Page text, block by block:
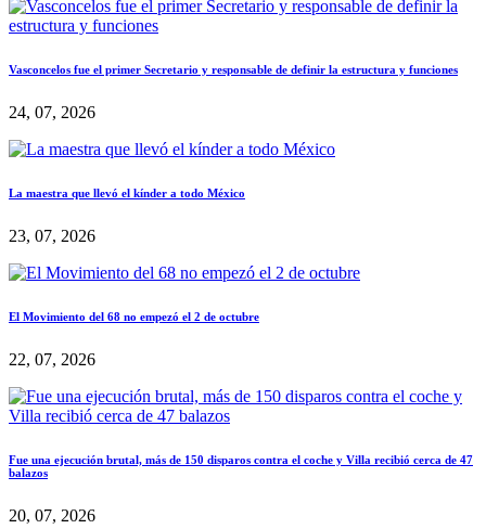
Vasconcelos fue el primer Secretario y responsable de definir la estructura y funciones
24, 07, 2026
La maestra que llevó el kínder a todo México
23, 07, 2026
El Movimiento del 68 no empezó el 2 de octubre
22, 07, 2026
Fue una ejecución brutal, más de 150 disparos contra el coche y Villa recibió cerca de 47
balazos
20, 07, 2026